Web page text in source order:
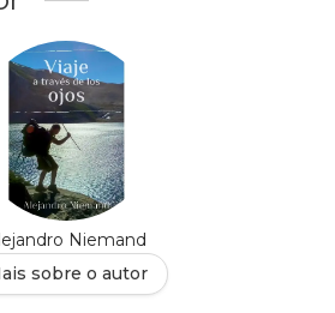
Niemand
sobre o autor